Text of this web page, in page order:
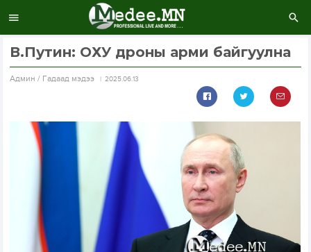
В.Путин: ОХУ дроны арми байгуулна
Aдмин / Гадаад мэдээ 2025.06.13